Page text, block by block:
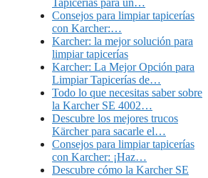
Tapicerías para un…
Consejos para limpiar tapicerías
con Karcher:…
Karcher: la mejor solución para
limpiar tapicerías
Karcher: La Mejor Opción para
Limpiar Tapicerías de…
Todo lo que necesitas saber sobre
la Karcher SE 4002…
Descubre los mejores trucos
Kärcher para sacarle el…
Consejos para limpiar tapicerías
con Karcher: ¡Haz…
Descubre cómo la Karcher SE